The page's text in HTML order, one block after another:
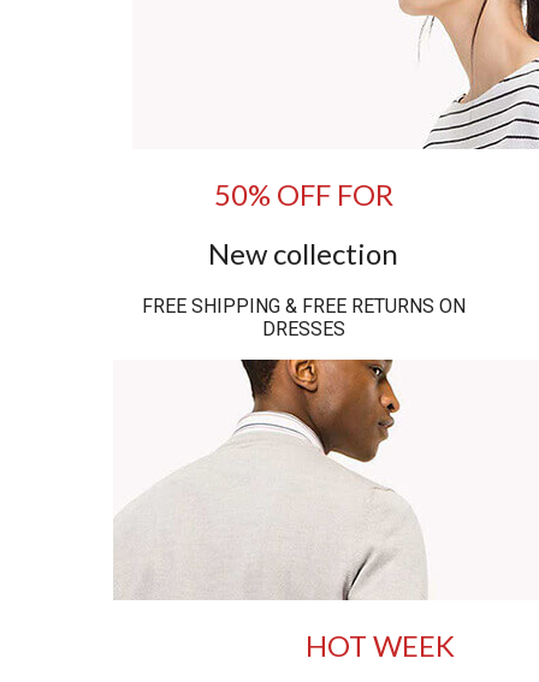
50% OFF FOR
New collection
FREE SHIPPING & FREE RETURNS ON
DRESSES
HOT WEEK